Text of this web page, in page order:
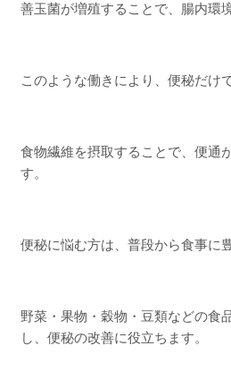
善玉菌が増殖することで、腸内環
このような働きにより、便秘だけ
食物繊維を摂取することで、便通
す。
便秘に悩む方は、普段から食事に
野菜・果物・穀物・豆類などの食
し、便秘の改善に役立ちます。